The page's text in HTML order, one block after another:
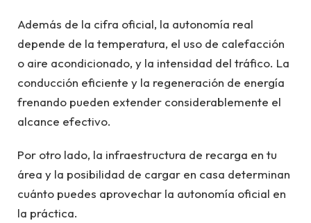
Además de la cifra oficial, la autonomía real
depende de la temperatura, el uso de calefacción
o aire acondicionado, y la intensidad del tráfico. La
conducción eficiente y la regeneración de energía
frenando pueden extender considerablemente el
alcance efectivo.
Por otro lado, la infraestructura de recarga en tu
área y la posibilidad de cargar en casa determinan
cuánto puedes aprovechar la autonomía oficial en
la práctica.